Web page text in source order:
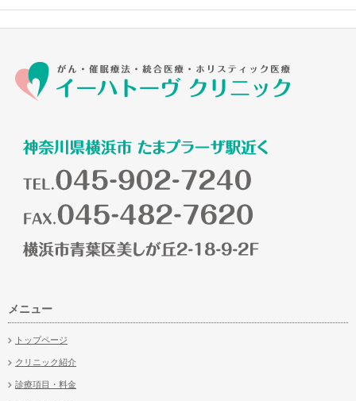
メニュー
トップページ
クリニック紹介
診療項目・料金